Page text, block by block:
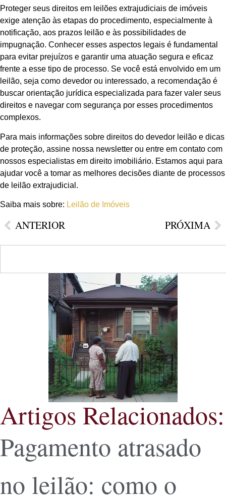
Proteger seus direitos em leilões extrajudiciais de imóveis
exige atenção às etapas do procedimento, especialmente à
notificação, aos prazos leilão e às possibilidades de
impugnação. Conhecer esses aspectos legais é fundamental
para evitar prejuízos e garantir uma atuação segura e eficaz
frente a esse tipo de processo. Se você está envolvido em um
leilão, seja como devedor ou interessado, a recomendação é
buscar orientação jurídica especializada para fazer valer seus
direitos e navegar com segurança por esses procedimentos
complexos.
Para mais informações sobre direitos do devedor leilão e dicas
de proteção, assine nossa newsletter ou entre em contato com
nossos especialistas em direito imobiliário. Estamos aqui para
ajudar você a tomar as melhores decisões diante de processos
de leilão extrajudicial.
Saiba mais sobre: Leilão de Imóveis
ANTERIOR PRÓXIMA
Artigos Relacionados:
Pagamento atrasado
no leilão: como o